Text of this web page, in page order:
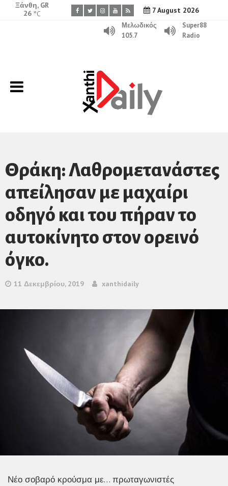
7 August 2026
Ξάνθη, GR
26 °C
Μελωδικός
105.7
Super88
Radio
Θράκη: Λαθρομετανάστες
απείλησαν με μαχαίρι
οδηγό και του πήραν το
αυτοκίνητο στον ορεινό
όγκο.
11 Δεκεμβρίου, 2019 xanthidaily
Νέο σοβαρό κρούσμα με… πρωταγωνιστές